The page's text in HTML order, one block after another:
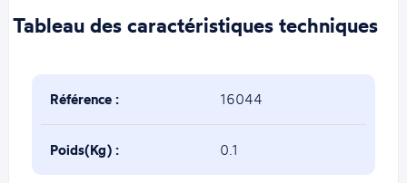
Tableau des caractéristiques techniques
Référence : 16044
Poids(Kg) : 0.1